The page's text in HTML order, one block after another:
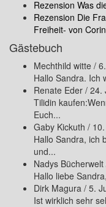
Rezension Was
Rezension Die
Freiheit- von
Gästebuch
Mechthild witte /
Hallo Sandra. Ich
Renate Eder / 24.
Tilidin
Euch...
Gaby Kickuth /
Hallo Sandra, ich
und...
Nadys Bücherwelt
Hallo liebe
Dirk Magura / 5.
Ist wirklich sehr